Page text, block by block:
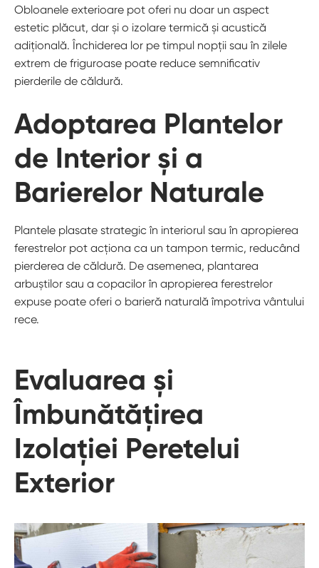
Obloanele exterioare pot oferi nu doar un aspect
estetic plăcut, dar și o izolare termică și acustică
adițională. Închiderea lor pe timpul nopții sau în zilele
extrem de friguroase poate reduce semnificativ
pierderile de căldură.
Adoptarea Plantelor
de Interior și a
Barierelor Naturale
Plantele plasate strategic în interiorul sau în apropierea
ferestrelor pot acționa ca un tampon termic, reducând
pierderea de căldură. De asemenea, plantarea
arbuștilor sau a copacilor în apropierea ferestrelor
expuse poate oferi o barieră naturală împotriva vântului
rece.
Evaluarea și
Îmbunătățirea
Izolației Peretelui
Exterior